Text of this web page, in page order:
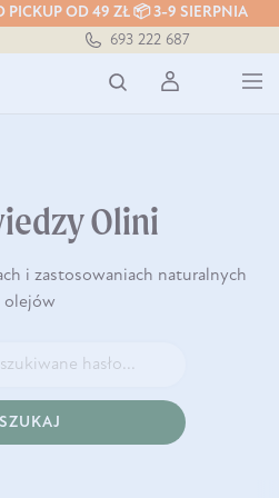
PICKUP OD 49 ZŁ 📦 3-9 SIERPNIA
693 222 687
Olini
i zastosowaniach naturalnych
olejów
SZUKAJ